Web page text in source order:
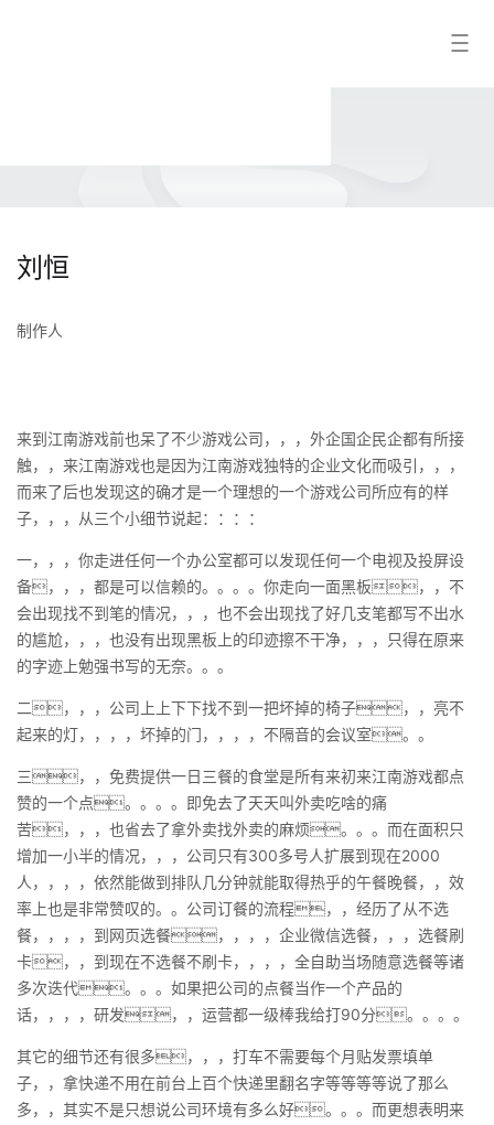
刘恒
制作人
来到江南游戏前也呆了不少游戏公司，，，外企国企民企都有所接
触，，来江南游戏也是因为江南游戏独特的企业文化而吸引，，，
而来了后也发现这的确才是一个理想的一个游戏公司所应有的样
子，，，从三个小细节说起：：：：
一，，，你走进任何一个办公室都可以发现任何一个电视及投屏设
备，，，都是可以信赖的。。。。你走向一面黑板，，不
会出现找不到笔的情况，，，也不会出现找了好几支笔都写不出水
的尴尬，，，也没有出现黑板上的印迹擦不干净，，，只得在原来
的字迹上勉强书写的无奈。。。
二，，，公司上上下下找不到一把坏掉的椅子，，亮不
起来的灯，，，，坏掉的门，，，，不隔音的会议室。。
三，，免费提供一日三餐的食堂是所有来初来江南游戏都点
赞的一个点。。。。即免去了天天叫外卖吃啥的痛
苦，，，也省去了拿外卖找外卖的麻烦。。。而在面积只
增加一小半的情况，，，公司只有300多号人扩展到现在2000
人，，，，依然能做到排队几分钟就能取得热乎的午餐晚餐，，效
率上也是非常赞叹的。。公司订餐的流程，，经历了从不选
餐，，，，到网页选餐，，，，企业微信选餐，，，选餐刷
卡，，到现在不选餐不刷卡，，，，全自助当场随意选餐等诸
多次迭代。。。如果把公司的点餐当作一个产品的
话，，，，研发，，运营都一级棒我给打90分。。。。
其它的细节还有很多，，，打车不需要每个月贴发票填单
子，，拿快递不用在前台上百个快递里翻名字等等等等说了那么
多，，其实不是只想说公司环境有多么好。。。而更想表明来